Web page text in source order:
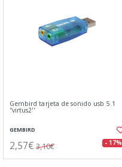
Gembird tarjeta de sonido usb 5.1
''virtus2''
GEMBIRD
2,57€ 3,10€ - 17%